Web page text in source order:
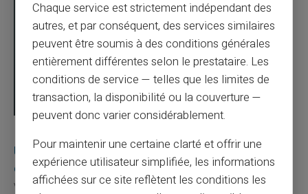
Une carte bancaire gratuite sans compte, ça
existe ?
Vous avez tapé cette recherche parce que votre banque vous
Chaque service est strictement indépendant des
autres, et par conséquent, des services similaires
peuvent être soumis à des conditions générales
entièrement différentes selon le prestataire. Les
conditions de service — telles que les limites de
transaction, la disponibilité ou la couverture —
peuvent donc varier considérablement.
Pour maintenir une certaine clarté et offrir une
expérience utilisateur simplifiée, les informations
affichées sur ce site reflètent les conditions les